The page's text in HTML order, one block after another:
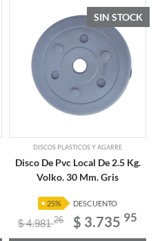
SIN STOCK
DISCOS PLASTICOS Y AGARRE
Disco De Pvc Local De 2.5 Kg.
Volko. 30 Mm. Gris
25% DESCUENTO
$ 4.98126 $ 3.735 95